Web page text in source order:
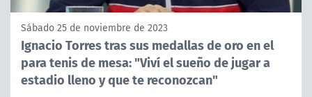
Sábado 25 de noviembre de 2023
Ignacio Torres tras sus medallas de oro en el
para tenis de mesa: "Viví el sueño de jugar a
estadio lleno y que te reconozcan"